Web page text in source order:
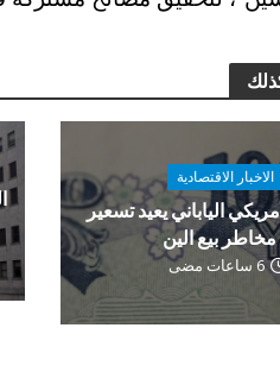
الاخبار الاقتصادية
الياباني يعيد تسعير
مخاطر بيع الين
6 ساعات مضى